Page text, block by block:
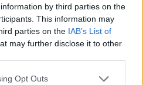
by third parties on the
This information may
parties on the IAB’s List of
may further disclose it to other
app uses one or more Google
Opt Outs